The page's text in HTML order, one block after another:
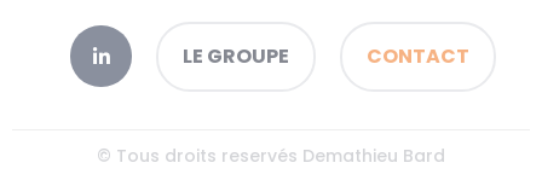
LE GROUPE CONTACT
© Tous droits reservés Demathieu Bard